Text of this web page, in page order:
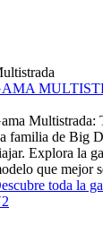
Multistrada:
familia de Big
Explora la
que mejor
toda la